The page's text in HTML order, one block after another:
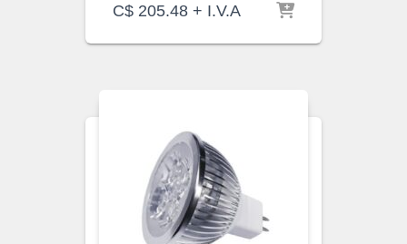
C$ 205.48 + I.V.A